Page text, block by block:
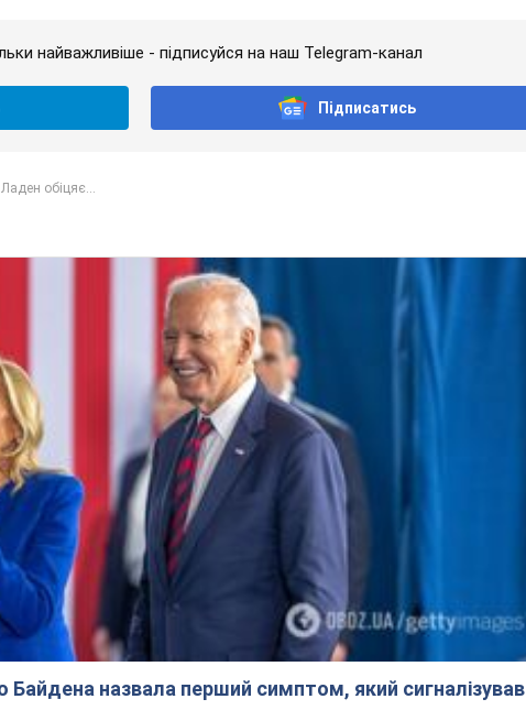
найважливіше - підписуйся на наш Telegram-канал
Підписатись
обіцяє...
назвала перший симптом, який сигналізував